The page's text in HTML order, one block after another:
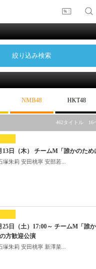
絞り込み検索
NMB48 HKT48
462タイトル 16
13日（木） チームM「誰かのため
塚朱莉 安田桃寧 安部若...
25日（土）17:00～ チームM「誰
方歓迎公演
塚朱莉 安田桃寧 新澤菜...